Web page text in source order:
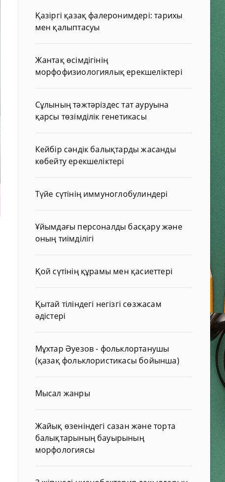
Қазіргі қазақ фалеронимдері: тарихы
мен қалыптасуы
Жантақ өсімдігінің
морфофизиологиялық ерекшеліктері
Сұлының тәжтәріздес тат ауруына
қарсы төзімділік генетикасы
Кейбір сәндік балықтарды жасанды
көбейту ерекшеліктері
Түйе сүтінің иммуноглобулиндері
Ұйымдағы персоналды басқару және
оның тиімділігі
Қой сүтінің құрамы мен қасиеттері
Қытай тіліндегі негізгі сөзжасам
әдістері
Мұхтар Әуезов - фольклортанушы
(қазақ фольклористикасы бойынша)
Мысал жанры
Жайық өзеніндегі сазан және торта
балықтарының бауырының
морфологиясы